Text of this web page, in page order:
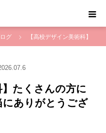
グ 【高校デザイン美術科】
】たくさんの方に
にありがとうござ